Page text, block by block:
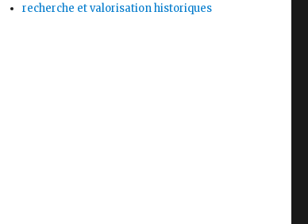
recherche et valorisation historiques